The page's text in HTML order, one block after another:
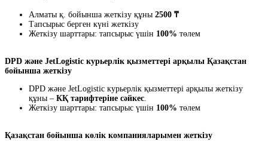
Алматы қ. бойынша жеткізу құны 2500 ₸
Тапсырыс берген күні жеткізу
Жеткізу шарттары: тапсырыс үшін 100% төлем
DPD және JetLogistic курьерлік қызметтері арқылы Қазақстан
бойынша жеткізу
DPD және JetLogistic курьерлік қызметтері арқылы жеткізу
құны – КҚ тарифтеріне сәйкес.
Жеткізу шарттары: тапсырыс үшін 100% төлем
Қазақстан бойынша көлік компанияларымен жеткізу